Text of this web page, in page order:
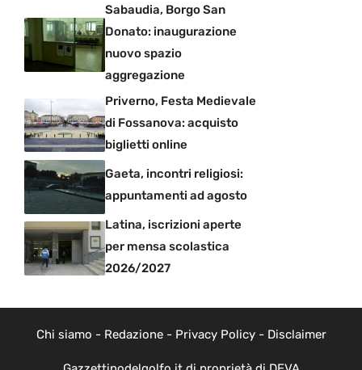
Sabaudia, Borgo San
Donato: inaugurazione
nuovo spazio
aggregazione
Priverno, Festa Medievale
di Fossanova: acquisto
biglietti online
Gaeta, incontri religiosi:
appuntamenti ad agosto
Latina, iscrizioni aperte
per mensa scolastica
2026/2027
Chi siamo - Redazione- Privacy Policy- Disclaimer